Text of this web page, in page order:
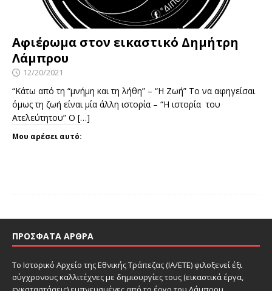
Αφιέρωμα στον εικαστικό Δημήτρη
Λάμπρου
12/20/2021
“Κάτω από τη “μνήμη και τη λήθη” – “Η Ζωή” Το να αφηγείσαι
όμως τη ζωή είναι μία άλλη ιστορία – “Η ιστορία του
Ατελεύτητου” Ο […]
Μου αρέσει αυτό:
ΠΡΌΣΦΑΤΑ ΆΡΘΡΑ
Το Ιστορικό Αρχείο της Εθνικής Τράπεζας (ΙΑ/ΕΤΕ) φιλοξενεί έξι
σύγχρονους καλλιτέχνες με δημιουργίες τους (εικαστικά έργα,